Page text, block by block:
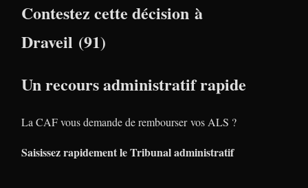
Contestez cette décision à
Draveil (91)
Un recours administratif rapide
La CAF vous demande de rembourser vos ALS ?
Saisissez rapidement le Tribunal administratif